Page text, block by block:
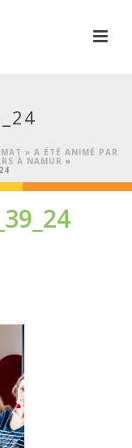
» A ÉTÉ ANIMÉ PAR
À NAMUR »